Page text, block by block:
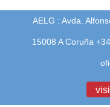
AELG : Avda.
15008 A Coruña